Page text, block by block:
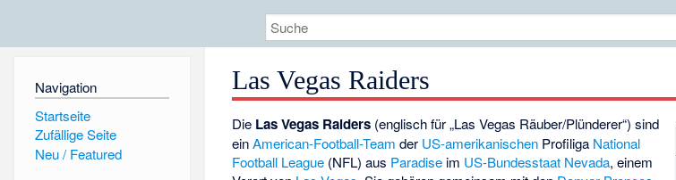
Navigation
Startseite
Zufällige Seite
Neu / Featured
Las Vegas Raiders
Die Las Vegas Raiders (englisch für „Las Vegas Räuber/Plünderer“) sind
einAmerican-Football-Team der US-amerikanischen Profiliga National
Football League (NFL) aus Paradise im US-Bundesstaat Nevada, einem